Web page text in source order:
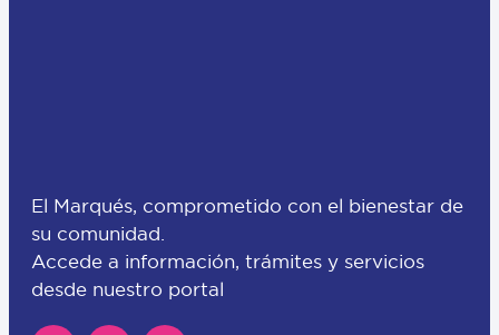
El Marqués, comprometido con el bienestar de
su comunidad.
Accede a información, trámites y servicios
desde nuestro portal